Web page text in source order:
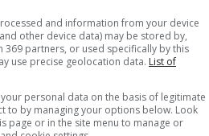
janë tërësisht të
që pavarësinë e ka
njohur ndërkombëtarisht
and information from your device
other device data) may be stored by,
369 partners, or used specifically by this
use precise geolocation data. List of
personal data on the basis of legitimate
to by managing your options below. Look
page or in the site menu to manage or